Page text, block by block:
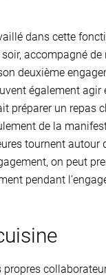
dans cette
accompagné
deuxième
également agir
préparer un repas
de la
tournent autour
on peut
pendant